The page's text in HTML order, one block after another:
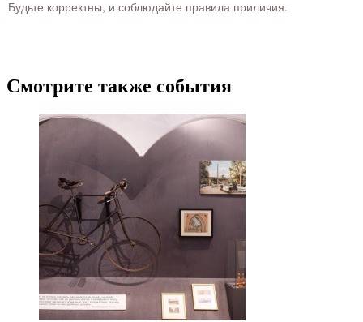
Будьте корректны, и соблюдайте правила приличия.
Смотрите также события